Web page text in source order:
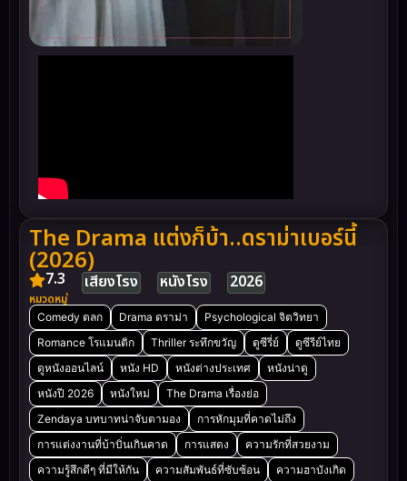
The Drama แต่งก็บ้า..ดราม่าเบอร์นี้
(2026)
7.3 เสียงโรง หนังโรง 2026
หมวดหมู่
Comedy ตลก Drama ดราม่า
Psychological จิตวิทยา
Romance โรแมนติก
Thriller ระทึกขวัญ ดูซีรี่ย์
ดูซีรีย์ไทย
ดูหนังออนไลน์
หนัง HD หนังต่างประเทศ
หนังน่าดู
หนังปี 2026
หนังใหม่
The Drama เรื่องย่อ
Zendaya บทบาทน่าจับตามอง
การหักมุมที่คาดไม่ถึง
การแต่งงานที่บ้าบิ่นเกินคาด
การแสดง
ความรักที่สวยงาม
ความรู้สึกดีๆ ที่มีให้กัน
ความสัมพันธ์ที่ซับซ้อน
ความฮาบังเกิด